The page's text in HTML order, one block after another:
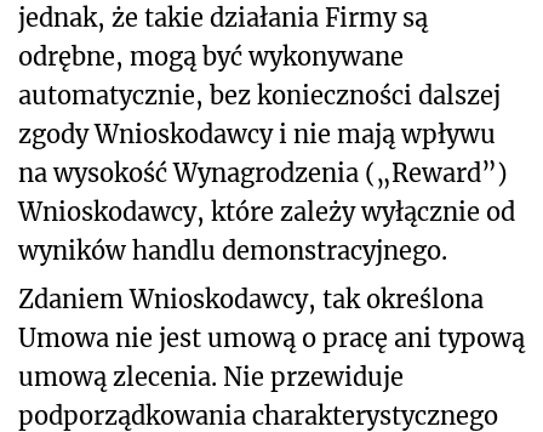
jednak, że takie działania Firmy są
odrębne, mogą być wykonywane
automatycznie, bez konieczności dalszej
zgody Wnioskodawcy i nie mają wpływu
na wysokość Wynagrodzenia („Reward”)
Wnioskodawcy, które zależy wyłącznie od
wyników handlu demonstracyjnego.
Zdaniem Wnioskodawcy, tak określona
Umowa nie jest umową o pracę ani typową
umową zlecenia. Nie przewiduje
podporządkowania charakterystycznego